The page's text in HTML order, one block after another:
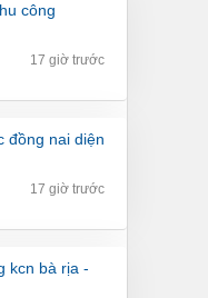
17 giờ trước
17 giờ trước